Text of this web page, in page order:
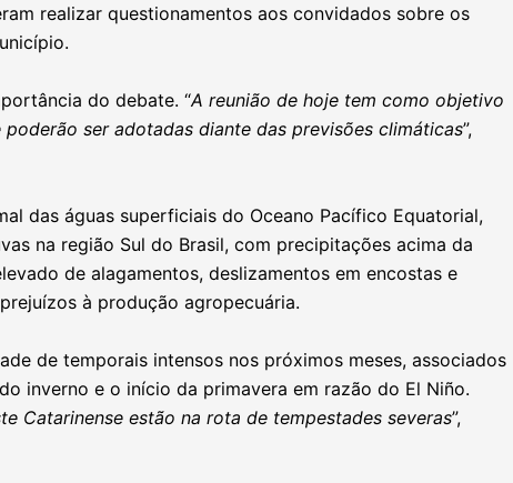
realizar questionamentos aos convidados sobre os
do debate. “A reunião de hoje tem como objetivo
ser adotadas diante das previsões climáticas”,
das águas superficiais do Oceano Pacífico Equatorial,
na região Sul do Brasil, com precipitações acima da
de alagamentos, deslizamentos em encostas e
à produção agropecuária.
de temporais intensos nos próximos meses, associados
inverno e o início da primavera em razão do El Niño.
Catarinense estão na rota de tempestades severas”,